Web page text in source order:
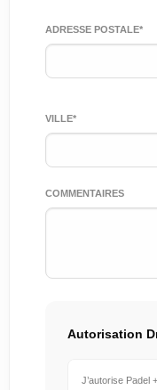
ADRESSE POSTALE*
VILLE*
COMMENTAIRES
Autorisation
J’autorise Padel